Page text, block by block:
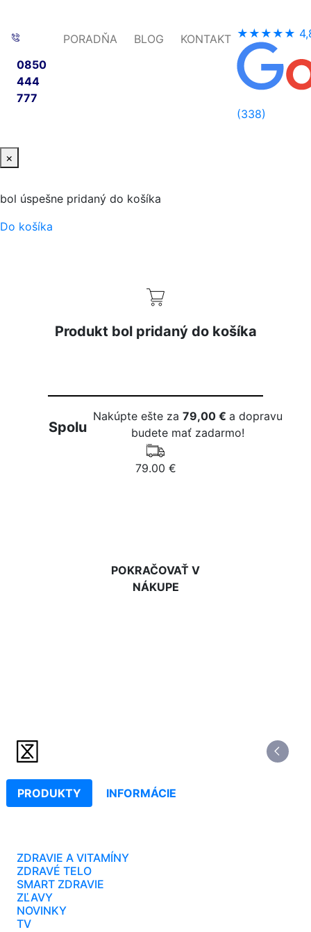
0850
444
777
PORADŇA BLOG KONTAKT ★★★★★
(338)
×
bol úspešne pridaný do košíka
Do košíka
Produkt bol pridaný do košíka
Spolu
Nakúpte ešte za79,00 €a dopravu
budete mať zadarmo!
79.00 €
POKRAČOVAŤ V
NÁKUPE
PRODUKTY INFORMÁCIE
ZDRAVIE A VITAMÍNY
ZDRAVÉ TELO
SMART ZDRAVIE
ZĽAVY
NOVINKY
TV